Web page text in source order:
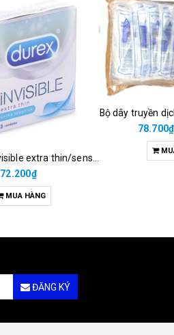
72.200₫
MUA HÀNG
Bộ dây truyền
78.700₫
ĐĂNG KÝ